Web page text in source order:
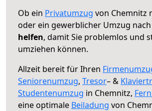
Ob ein Privatumzug von Chemnitz
oder ein gewerblicher Umzug nach
helfen, damit Sie problemlos und
umziehen können.
Allzeit bereit für Ihren
Seniorenumzug, Tresor– &
Studentenumzug in Chemnitz,
eine optimale Beiladung von